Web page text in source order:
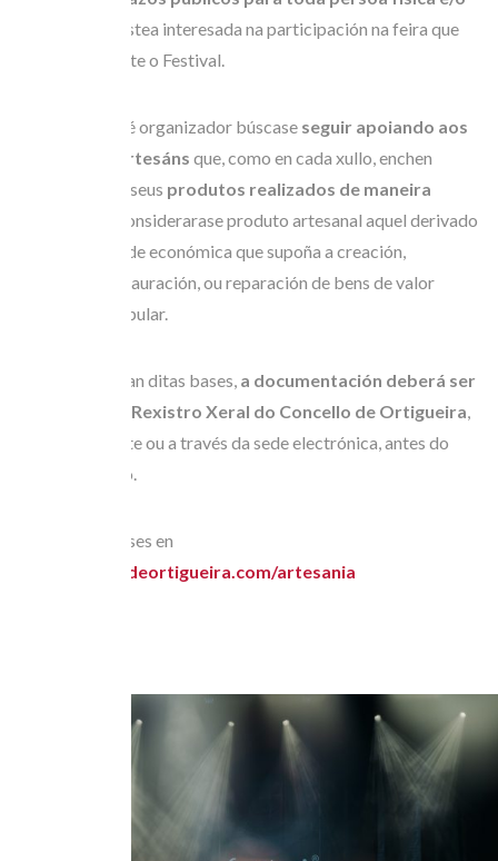
que estea interesada na participación na feira que
ten lugar durante o Festival.
Desde o comité organizador búscase seguir apoiando aos
produtores artesáns que, como en cada xullo, enchen
Ortigueira cos seus produtos realizados de maneira
. Considerarase produto artesanal aquel derivado
dunha actividade económica que supoña a creación,
produción, restauración, ou reparación de bens de valor
artístico ou popular.
Tal e como rezan ditas bases, a documentación deberá ser
entregada no Rexistro Xeral do Concello de Ortigueira
presencialmente ou a través da sede electrónica, antes do
luns 29 de maio.
Consulta as bases en
www.festivaldeortigueira.com/artesania